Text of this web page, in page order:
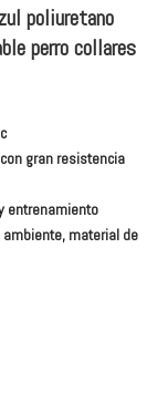
poliuretano
perro collares
gran resistencia
entrenamiento
material de